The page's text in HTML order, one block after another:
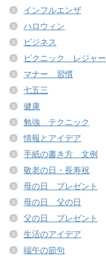
インフルエンザ
ハロウィン
ビジネス
ピクニック レジャー
マナー 習慣
七五三
健康
勉強 テクニック
情報とアイデア
手紙の書き方 文例
敬老の日・長寿祝
母の日 プレゼント
母の日 父の日
父の日 プレゼント
生活のアイデア
端午の節句